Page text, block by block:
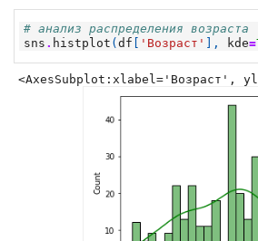
# анализ распределения возраста
sns . histplot (df 'Возраст' ], kde=
<AxesSubplot:xlabel='Возраст',